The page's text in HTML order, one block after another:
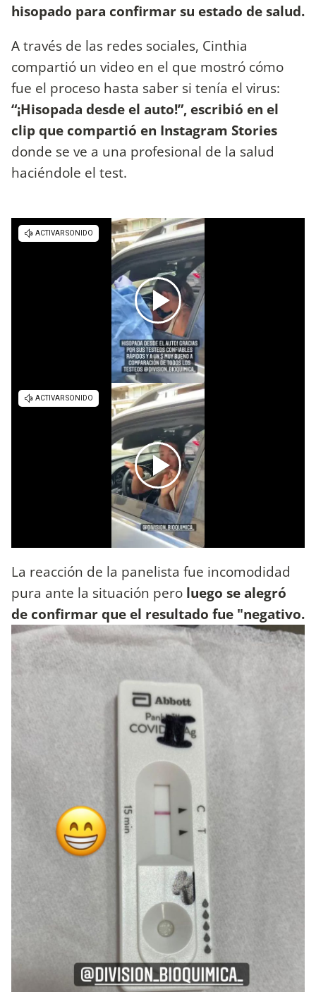
hisopado para confirmar su estado de salud.
A través de las redes sociales, Cinthia
compartió un video en el que mostró cómo
fue el proceso hasta saber si tenía el virus:
“¡Hisopada desde el auto!”, escribió en el
clip que compartió en Instagram Stories
donde se ve a una profesional de la salud
haciéndole el test.
La reacción de la panelista fue incomodidad
pura ante la situación pero luego se alegró
de confirmar que el resultado fue "negativo.